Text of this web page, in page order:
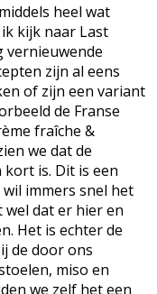
heel wat
kijk naar Last
vernieuwende
zijn al eens
of zijn een variant
de Franse
fraîche &
we dat de
is. Dit is een
immers snel het
dat er hier en
Het is echter de
de door ons
miso en
we zelf het een